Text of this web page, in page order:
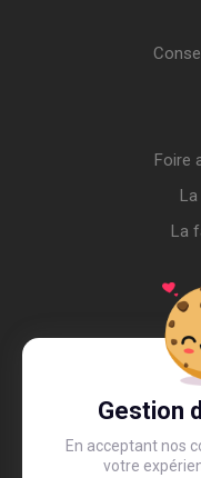
Gestion
En acceptant nos
votre
Foire
La